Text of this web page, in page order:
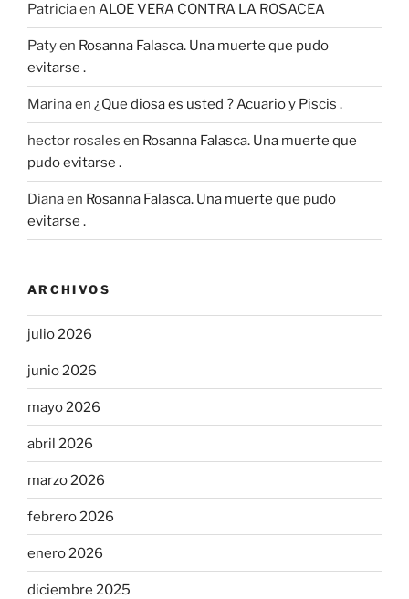
Patriciaen ALOE VERA CONTRA LA ROSACEA
Patyen Rosanna Falasca. Una muerte que pudo
evitarse .
Marinaen ¿Que diosa es usted ? Acuario y Piscis .
hector rosales en Rosanna Falasca. Una muerte que
pudo evitarse .
Dianaen Rosanna Falasca. Una muerte que pudo
evitarse .
ARCHIVOS
julio 2026
junio 2026
mayo 2026
abril 2026
marzo 2026
febrero 2026
enero 2026
diciembre 2025